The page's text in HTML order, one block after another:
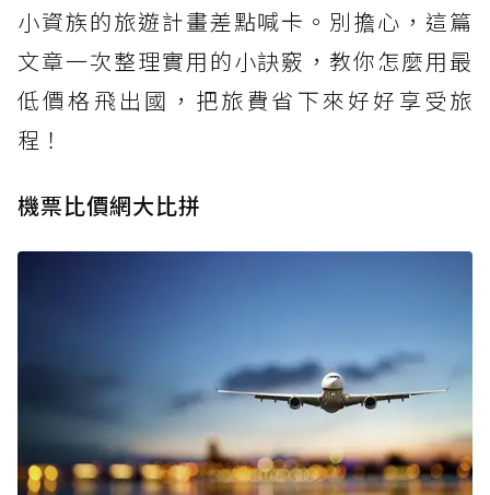
小資族的旅遊計畫差點喊卡。別擔心，這篇
文章一次整理實用的小訣竅，教你怎麼用最
低價格飛出國，把旅費省下來好好享受旅
程！
機票比價網大比拼